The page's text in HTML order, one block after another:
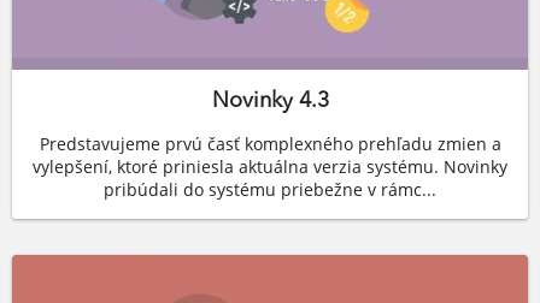
Novinky 4.3
Predstavujeme prvú časť komplexného prehľadu zmien a
vylepšení, ktoré priniesla aktuálna verzia systému. Novinky
pribúdali do systému priebežne v rámc...